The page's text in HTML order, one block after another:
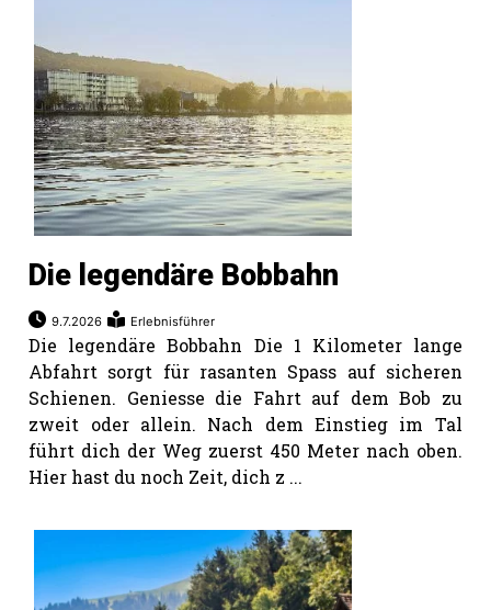
Die legendäre Bobbahn
9.7.2026 Erlebnisführer
Die legendäre Bobbahn Die 1 Kilometer lange
Abfahrt sorgt für rasanten Spass auf sicheren
Schienen. Geniesse die Fahrt auf dem Bob zu
zweit oder allein. Nach dem Einstieg im Tal
führt dich der Weg zuerst 450 Meter nach oben.
Hier hast du noch Zeit, dich z ...